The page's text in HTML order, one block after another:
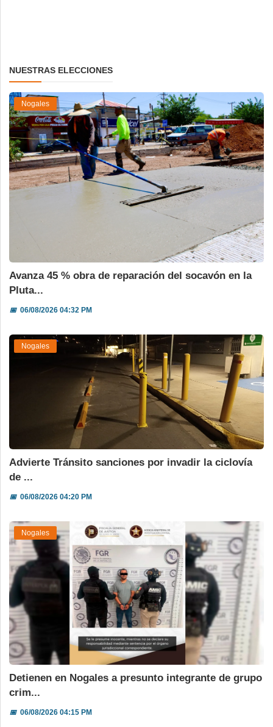
NUESTRAS ELECCIONES
Nogales
Avanza 45 % obra de reparación del socavón en la
Pluta...
📅06/08/2026 04:32 PM
Nogales
Advierte Tránsito sanciones por invadir la ciclovía
de ...
📅06/08/2026 04:20 PM
Nogales
Detienen en Nogales a presunto integrante de grupo
crim...
📅06/08/2026 04:15 PM